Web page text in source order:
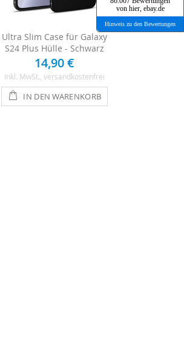
Ultra Slim Case für Galaxy
S24 Plus Hülle - Schwarz
14,90 €
Inkl. MwSt., versandkostenfrei
IN DEN WARENKORB
von hier, ebay.de
Hinweis zu den Bewertungen